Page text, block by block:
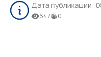
Дата публикации:
647 0